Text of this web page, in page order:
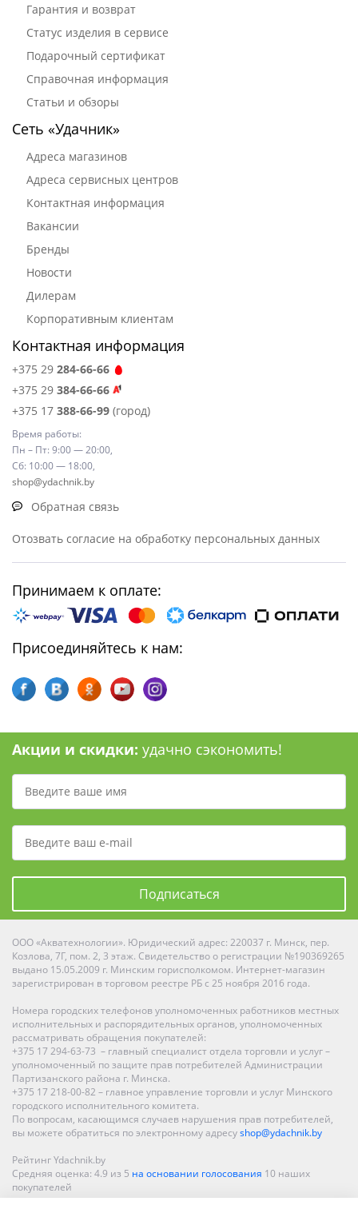
Гарантия и возврат
Статус изделия в сервисе
Подарочный сертификат
Справочная информация
Статьи и обзоры
Сеть «Удачник»
Адреса магазинов
Адреса сервисных центров
Контактная информация
Вакансии
Бренды
Новости
Дилерам
Корпоративным клиентам
Контактная информация
+375 29 284-66-66
+375 29 384-66-66
+375 17 388-66-99 (город)
Время работы:
Пн – Пт: 9:00 — 20:00,
Сб: 10:00 — 18:00,
shop@ydachnik.by
Обратная связь
Отозвать согласие на обработку персональных данных
Принимаем к оплате:
Присоединяйтесь к нам:
Акции и скидки: удачно сэкономить!
Подписаться
ООО «Акватехнологии». Юридический адрес: 220037 г. Минск, пер.
Козлова, 7Г, пом. 2, 3 этаж. Свидетельство о регистрации №190369265
выдано 15.05.2009 г. Минским горисполкомом. Интернет-магазин
зарегистрирован в торговом реестре РБ с 25 ноября 2016 года.
Номера городских телефонов уполномоченных работников местных
исполнительных и распорядительных органов, уполномоченных
рассматривать обращения покупателей:
+375 17 294-63-73 – главный специалист отдела торговли и услуг –
уполномоченный по защите прав потребителей Администрации
Партизанского района г. Минска.
+375 17 218-00-82 – главное управление торговли и услуг Минского
городского исполнительного комитета.
По вопросам, касающимся случаев нарушения прав потребителей,
вы можете обратиться по электронному адресуshop@ydachnik.by
Рейтинг Ydachnik.by
Средняя оценка: 4.9 из 5 на основании голосования 10 наших
покупателей